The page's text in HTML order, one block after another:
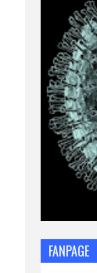
FANPAGE